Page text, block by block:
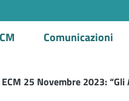
Comunicazioni
25 Novembre 2023: